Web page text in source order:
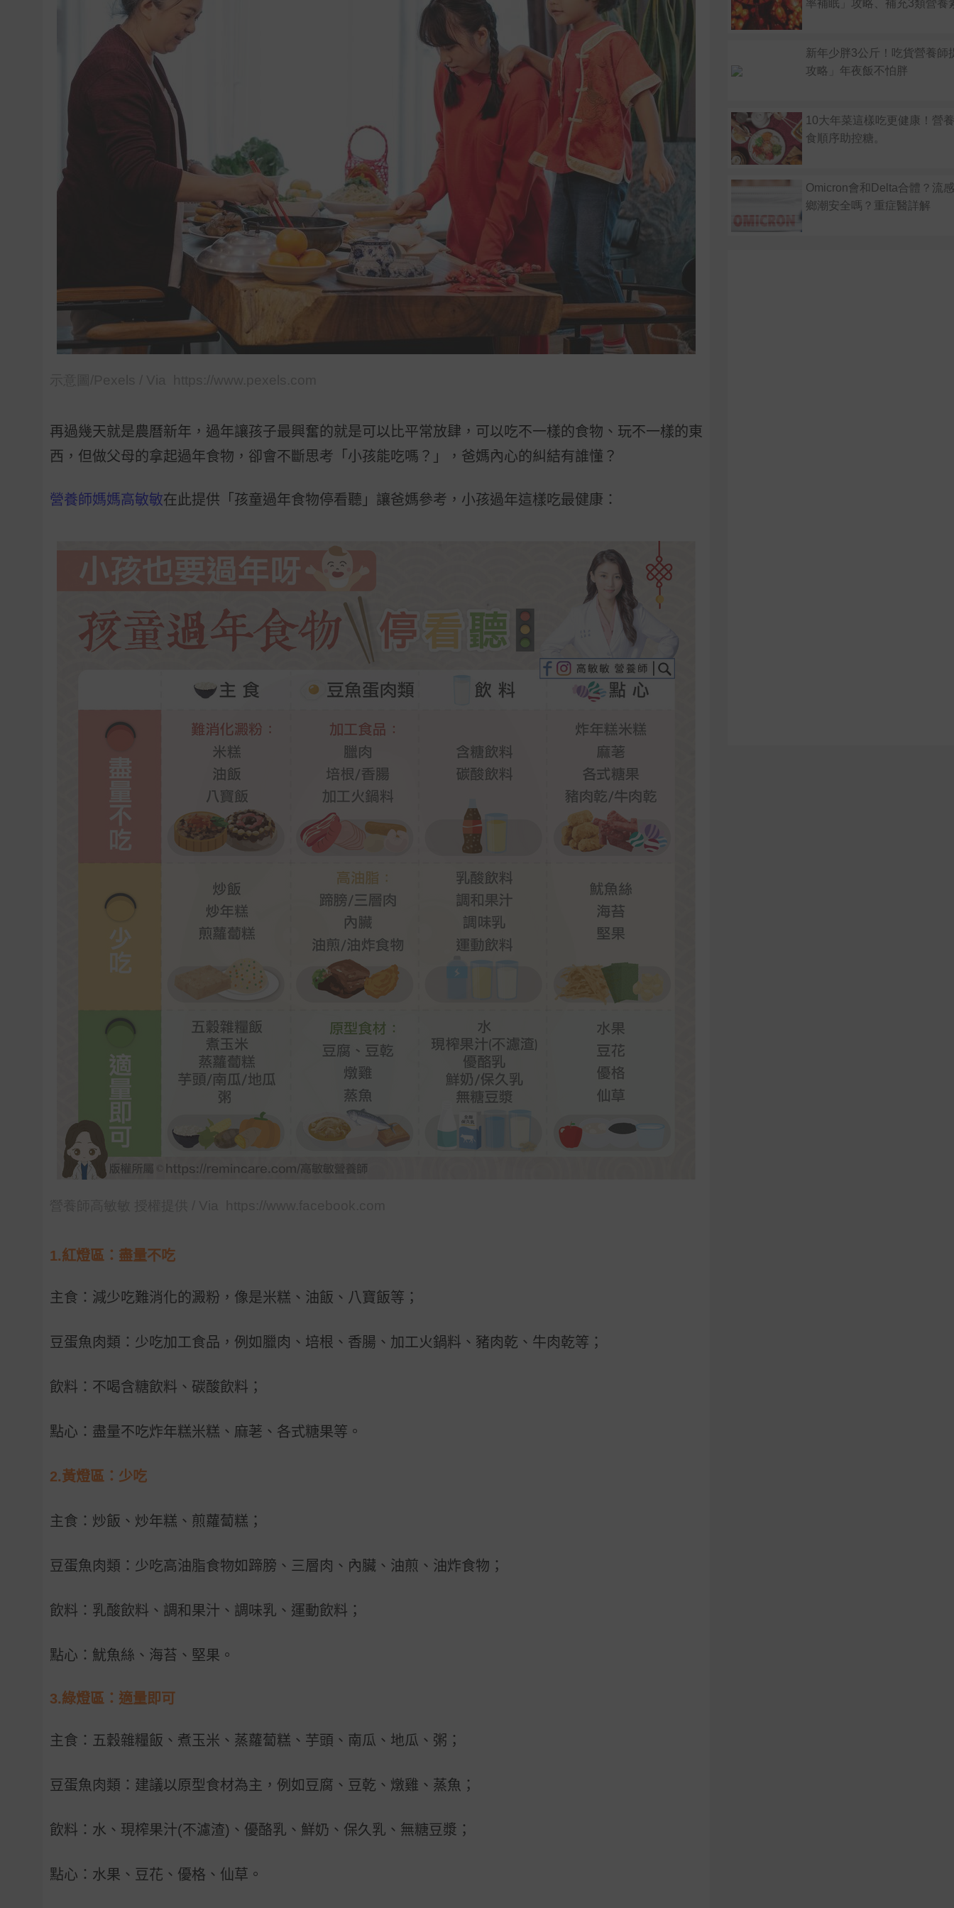
再過幾天就是農曆新年，過年讓孩子最興奮的就是可以比平常放肆，可以吃不一樣的食物、玩不一樣的東
西，但做父母的拿起過年食物，卻會不斷思考「小孩能吃嗎？」，爸媽內心的糾結有誰懂？
營養師媽媽高敏敏在此提供「孩童過年食物停看聽 」讓爸媽參考，小孩過年這樣吃最健康 ：
1.紅燈區：盡量不吃
主食：減少吃難消化的澱粉，像是米糕、油飯、八寶飯等；
豆蛋魚肉類：少吃加工食品，例如臘肉、培根、香腸、加工火鍋料、豬肉乾、牛肉乾等；
飲料：不喝含糖飲料、碳酸飲料；
點心：盡量不吃炸年糕米糕、麻荖、各式糖果等。
2.黃燈區：少吃
主食：炒飯、炒年糕、煎蘿蔔糕；
豆蛋魚肉類：少吃高油脂食物如蹄膀、三層肉、內臟、油煎、油炸食物；
飲料：乳酸飲料、調和果汁、調味乳、運動飲料；
點心：魷魚絲、海苔、堅果。
3.綠燈區：適量即可
主食：五穀雜糧飯、煮玉米、蒸蘿蔔糕、芋頭、南瓜、地瓜、粥；
豆蛋魚肉類：建議以原型食材為主，例如豆腐、豆乾、燉雞、蒸魚；
飲料：水、現榨果汁(不濾渣) 、優酪乳、鮮奶、保久乳、無糖豆漿；
點心：水果、豆花、優格、仙草。
率補眠」攻略、補充3類營養
新年少胖3公斤！吃貨營養師
攻略」年夜飯不怕胖
10大年菜這樣吃更健康！營
食順序助控糖。
Omicron會和Delta合體？流
鄉潮安全嗎？重症醫詳解